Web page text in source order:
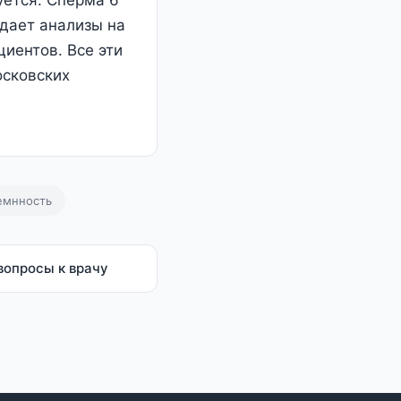
анализы на
Все эти
к врачу